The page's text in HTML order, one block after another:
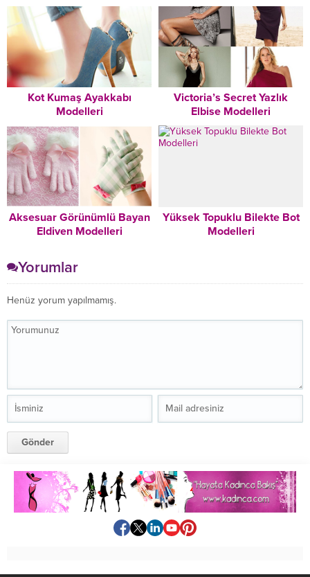
Kot Kumaş Ayakkabı
Modelleri
Victoria’s Secret Yazlık
Elbise Modelleri
Aksesuar Görünümlü Bayan
Eldiven Modelleri
Yüksek Topuklu Bilekte Bot
Modelleri
Yorumlar
Henüz yorum yapılmamış.